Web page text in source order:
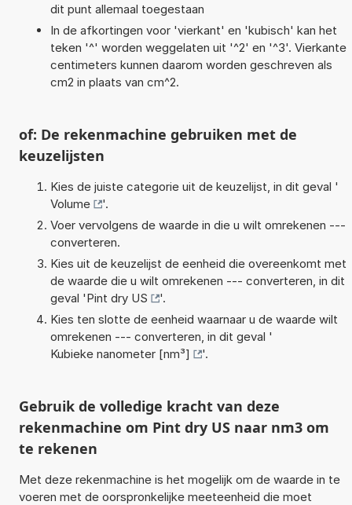
dit punt allemaal toegestaan
In de afkortingen voor 'vierkant' en 'kubisch' kan het
teken '^' worden weggelaten uit '^2' en '^3'. Vierkante
centimeters kunnen daarom worden geschreven als
cm2 in plaats van cm^2.
of: De rekenmachine gebruiken met de
keuzelijsten
Kies de juiste categorie uit de keuzelijst, in dit geval '
Volume
'.
Voer vervolgens de waarde in die u wilt omrekenen ---
converteren.
Kies uit de keuzelijst de eenheid die overeenkomt met
de waarde die u wilt omrekenen --- converteren, in dit
geval 'Pint dry US
'.
Kies ten slotte de eenheid waarnaar u de waarde wilt
omrekenen --- converteren, in dit geval '
Kubieke nanometer [nm³]
'.
Gebruik de volledige kracht van deze
rekenmachine om Pint dry US naar nm3 om
te rekenen
Met deze rekenmachine is het mogelijk om de waarde in te
voeren met de oorspronkelijke meeteenheid die moet